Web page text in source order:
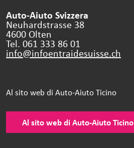
Auto-Aiuto Svizzera
Neuhardstrasse 38
4600 Olten
Tel. 061 333 86 01
info@infoentraidesuisse.ch
Al sito web di Auto-Aiuto Ticino
Al sito web di Auto-Aiuto Ticino